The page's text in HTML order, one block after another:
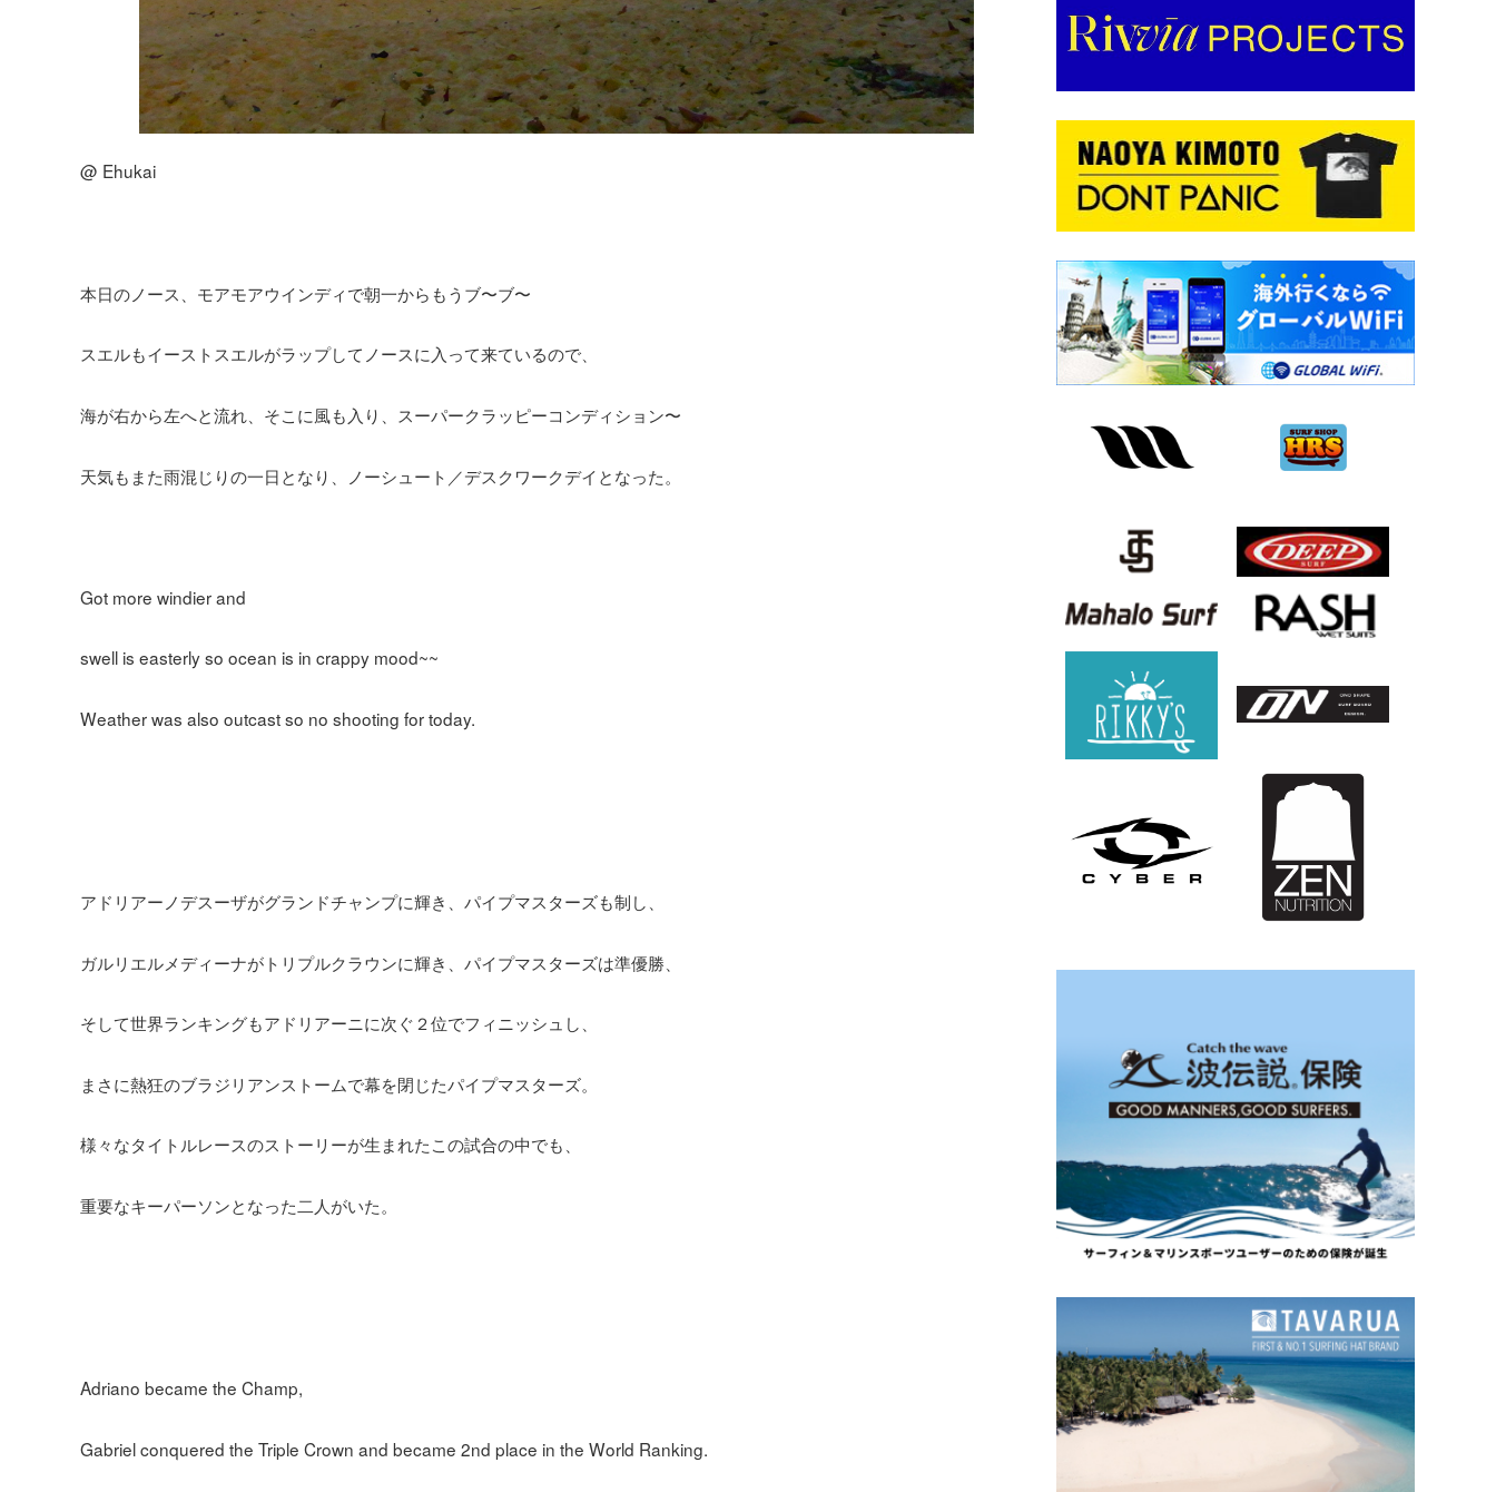
@ Ehukai
本日のノース、モアモアウインディで朝一からもうブ〜ブ〜
スエルもイーストスエルがラップしてノースに入って来ているので、
海が右から左へと流れ、そこに風も入り、スーパークラッピーコンディション〜
天気もまた雨混じりの一日となり、ノーシュート／デスクワークデイとなった。
Got more windier and
swell is easterly so ocean is in crappy mood~~
Weather was also outcast so no shooting for today.
アドリアーノデスーザがグランドチャンプに輝き、パイプマスターズも制し、
ガルリエルメディーナがトリプルクラウンに輝き、パイプマスターズは準優勝、
そして世界ランキングもアドリアーニに次ぐ２位でフィニッシュし、
まさに熱狂のブラジリアンストームで幕を閉じたパイプマスターズ。
様々なタイトルレースのストーリーが生まれたこの試合の中でも、
重要なキーパーソンとなった二人がいた。
Adriano became the Champ,
Gabriel conquered the Triple Crown and became 2nd place in the World Ranking.